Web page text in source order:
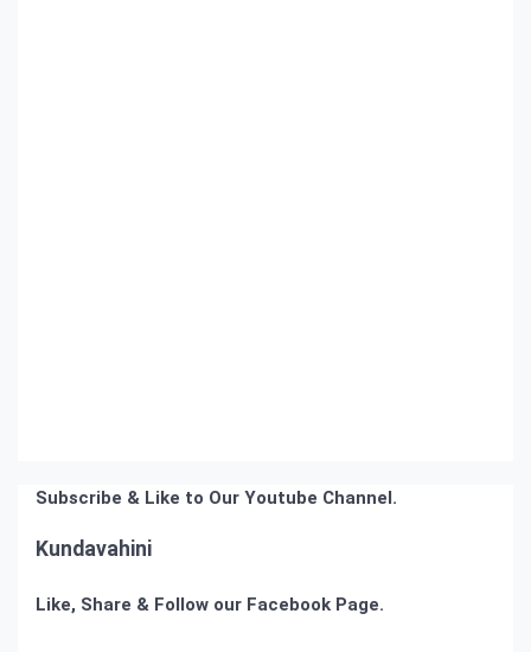
Subscribe & Like to Our Youtube Channel.
Kundavahini
Like, Share & Follow our Facebook Page.